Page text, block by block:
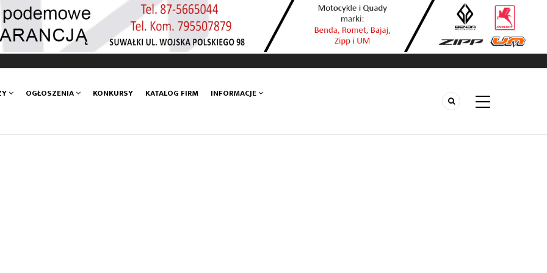
OGŁOSZENIA KONKURSY KATALOG FIRM INFORMACJE